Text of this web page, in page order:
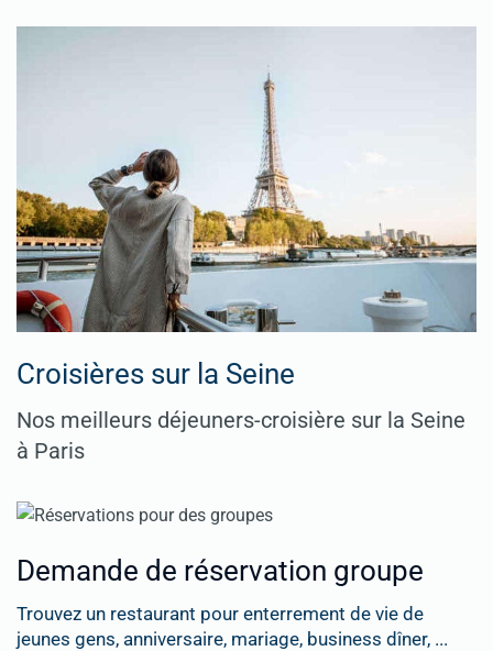
Croisières sur la Seine
Nos meilleurs déjeuners-croisière sur la Seine
à Paris
Demande de réservation groupe
Trouvez un restaurant pour enterrement de vie de
jeunes gens, anniversaire, mariage, business dîner, ...